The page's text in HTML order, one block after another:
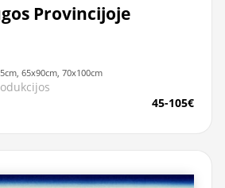
Provincijoje
65x90cm, 70x100cm
45-105€